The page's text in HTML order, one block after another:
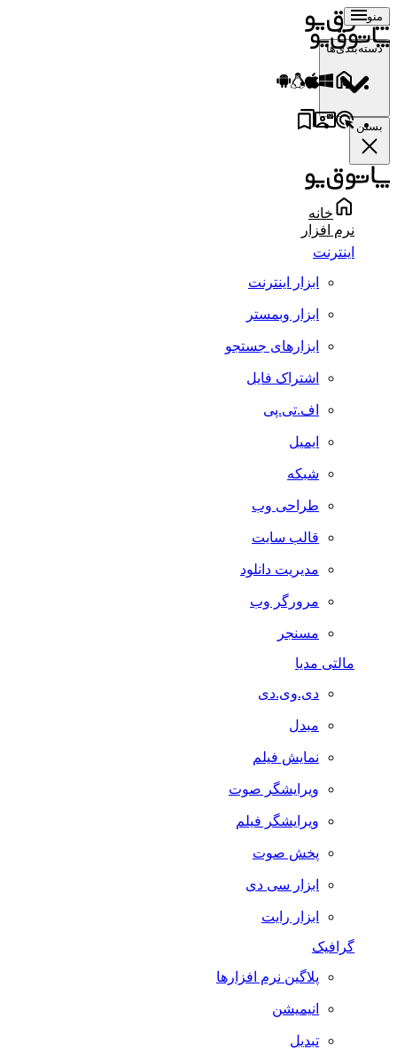
منو
دسته‌بندی‌ها
بستن
خانه
نرم افزار
اینترنت
ابزار اینترنت
ابزار وبمستر
ابزارهای جستجو
اشتراک فایل
اف.تی.پی
ایمیل
شبکه
طراحی وب
قالب سایت
مدیریت دانلود
مرورگر وب
مسنجر
مالتی مدیا
دی.وی.دی
مبدل
نمایش فیلم
ویرایشگر صوت
ویرایشگر فیلم
پخش صوت
ابزار سی دی
ابزار رایت
گرافیک
پلاگین نرم افزارها
انیمیشن
تبدیل